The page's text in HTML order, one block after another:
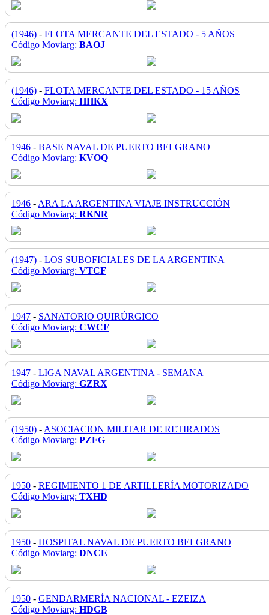
(1946) - FLOTA MERCANTE DEL ESTADO - 5 AÑOS
Código Moviarg: BAOJ
(1946) - FLOTA MERCANTE DEL ESTADO - 15 AÑOS
Código Moviarg: HHKX
1946 - BASE NAVAL DE PUERTO BELGRANO
Código Moviarg: KVOQ
1946 - ARA LA ARGENTINA VIAJE INSTRUCCIÓN
Código Moviarg: RKNR
(1947) - LOS SUBOFICIALES DE LA ARGENTINA
Código Moviarg: VTCF
1947 - SANATORIO QUIRÚRGICO
Código Moviarg: CWCF
1947 - LIGA NAVAL ARGENTINA - SEMANA
Código Moviarg: GZRX
(1950) - ASOCIACION MILITAR DE RETIRADOS
Código Moviarg: PZFG
1950 - REGIMIENTO 1 DE ARTILLERÍA MOTORIZADO
Código Moviarg: TXHD
1950 - HOSPITAL NAVAL DE PUERTO BELGRANO
Código Moviarg: DNCE
1950 - GENDARMERÍA NACIONAL - EZEIZA
Código Moviarg: HDGB